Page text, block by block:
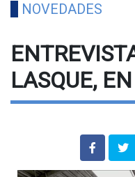
NOVEDADES
LASQUE,